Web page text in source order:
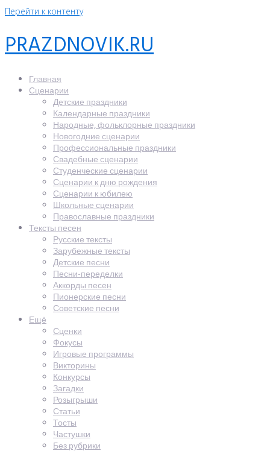
Перейти к контенту
PRAZDNOVIK.RU
Главная
Сценарии
Детские праздники
Календарные праздники
Народные, фольклорные праздники
Новогодние сценарии
Профессиональные праздники
Свадебные сценарии
Студенческие сценарии
Сценарии к дню рождения
Сценарии к юбилею
Школьные сценарии
Православные праздники
Тексты песен
Русские тексты
Зарубежные тексты
Детские песни
Песни-переделки
Аккорды песен
Пионерские песни
Советские песни
Ещё
Сценки
Фокусы
Игровые программы
Викторины
Конкурсы
Загадки
Розыгрыши
Статьи
Тосты
Частушки
Без рубрики